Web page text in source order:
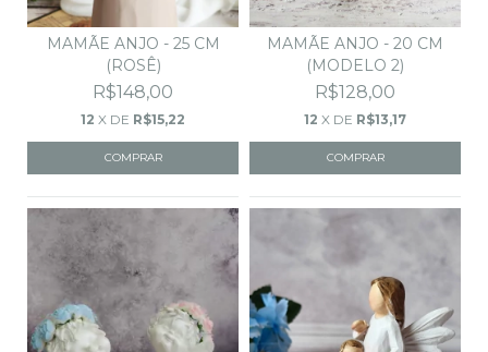
MAMÃE ANJO - 25 CM
(ROSÊ)
R$148,00
12 X DE R$15,22
MAMÃE ANJO - 20 CM
(MODELO 2)
R$128,00
12 X DE R$13,17